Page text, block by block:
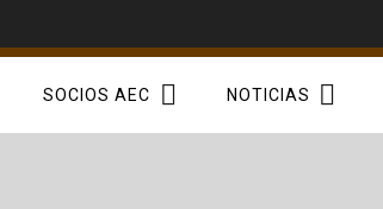
SOCIOS AEC NOTICIAS